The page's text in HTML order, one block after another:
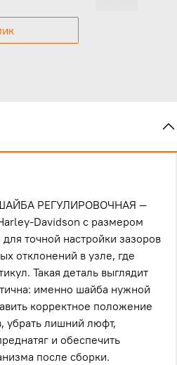
ШАЙБА РЕГУЛИРОВОЧНАЯ —
Davidson с размером
точной настройки зазоров
отклонений в узле, где
Такая деталь выглядит
именно шайба нужной
корректное положение
убрать лишний люфт,
и обеспечить
после сборки.